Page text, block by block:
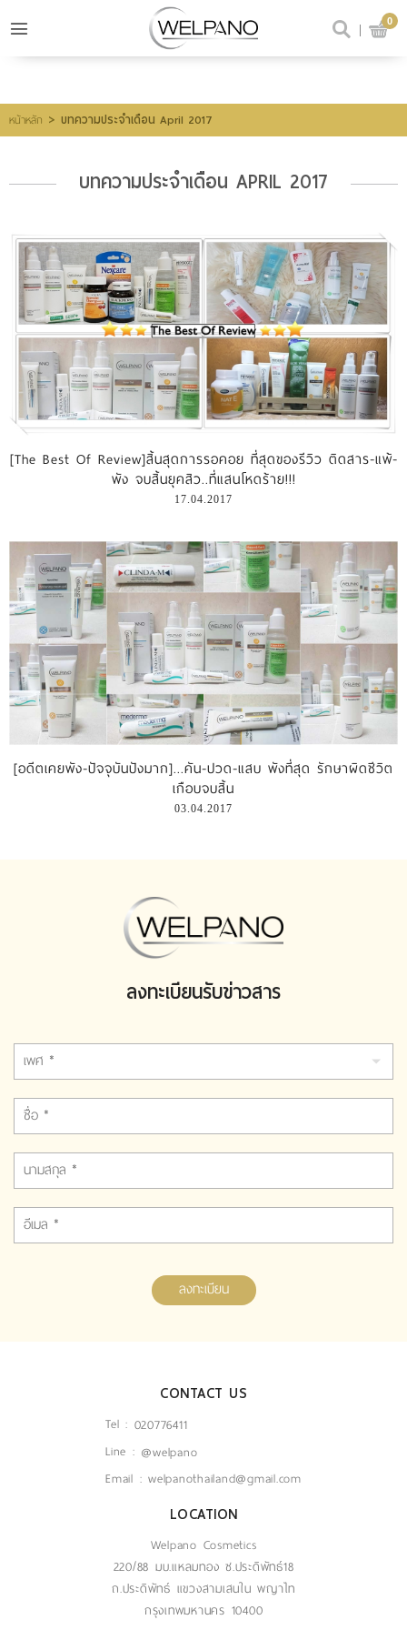
สินค้าที่สนใจ (0)
@welpano
สินค้า
ขั้นตอนการสั่งซื้อ
โปรโมชั่น
รีวิวผู้ใช้จริง
ติดต่อเรา
0
หน้าหลัก > บทความประจำเดือน April 2017
บทความประจำเดือน APRIL 2017
[The Best Of Review]สิ้นสุดการรอคอย ที่สุดของรีวิว ติดสาร-แพ้-
พัง จบสิ้นยุคสิว..ที่แสนโหดร้าย!!!
17.04.2017
[อดีตเคยพัง-ปัจจุบันปังมาก]...คัน-ปวด-แสบ พังที่สุด รักษาผิดชีวิต
เกือบจบสิ้น
03.04.2017
ลงทะเบียนรับข่าวสาร
ลงทะเบียน
CONTACT US
Tel : 020776411
Line : @welpano
Email :welpanothailand@gmail.com
LOCATION
Welpano Cosmetics
220/88 มบ.แหลมทอง ซ.ประดิพัทธ์18
ถ.ประดิพัทธ์ แขวงสามเสนใน พญาไท
กรุงเทพมหานคร 10400